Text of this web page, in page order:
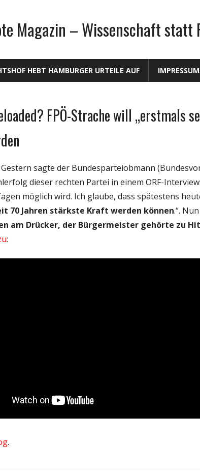
Magazin – Wissenschaft statt
HEBT HAMBURGER URTEILE AUF
FPÖ-Strache will „erstmals
Gestern sagte der Bundesparteiobmann
dieser rechten Partei in einem ORF-
möglich wird. Ich glaube, dass spätestens
70 Jahren stärkste Kraft werden können.“.
am Drücker, der Bürgermeister gehörte zu
:
.